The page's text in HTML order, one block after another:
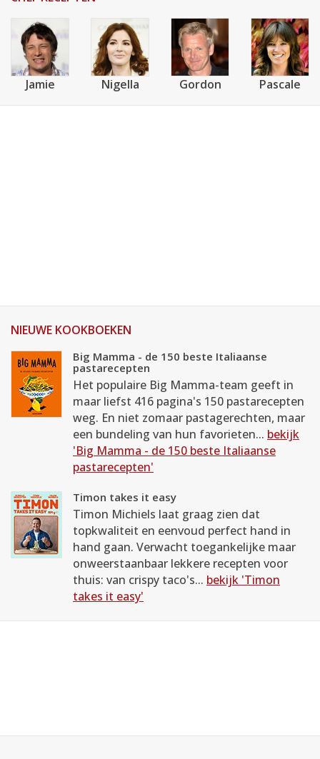
Jamie Nigella Gordon Pascale
NIEUWE KOOKBOEKEN
Big Mamma - de 150 beste Italiaanse
pastarecepten
Het populaire Big Mamma-team geeft in
maar liefst 416 pagina's 150 pastarecepten
weg. En niet zomaar pastagerechten, maar
een bundeling van hun favorieten... bekijk
'Big Mamma - de 150 beste Italiaanse
pastarecepten'
Timon takes it easy
Timon Michiels laat graag zien dat
topkwaliteit en eenvoud perfect hand in
hand gaan. Verwacht toegankelijke maar
onweerstaanbaar lekkere recepten voor
thuis: van crispy taco's... bekijk 'Timon
takes it easy'